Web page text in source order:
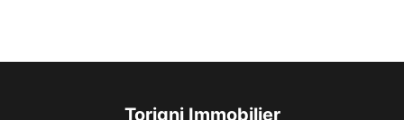
Torigni Immobilier